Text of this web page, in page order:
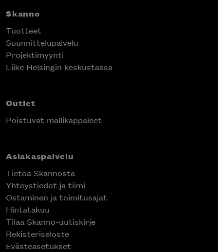
Skanno
Tuotteet
Suunnittelupalvelu
Projektimyynti
Liike Helsingin keskustassa
Outlet
Poistuvat mallikappaleet
Asiakaspalvelu
Tietoa Skannosta
Yhteystiedot ja tiimi
Ostaminen ja toimitusajat
Hintatakuu
Tilaa Skanno-uutiskirje
Rekisteriseloste
Evästeasetukset